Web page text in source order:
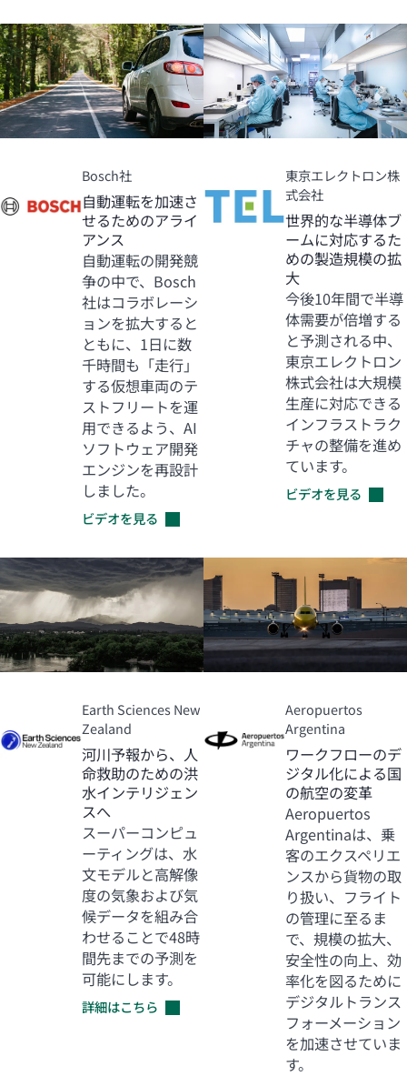
Bosch社
自動運転を加速さ
せるためのアライ
アンス
自動運転の開発競
争の中で、Bosch
社はコラボレーシ
ョンを拡大すると
ともに、1日に数
千時間も「走行」
する仮想車両のテ
ストフリートを運
用できるよう、AI
ソフトウェア開発
エンジンを再設計
しました。
ビデオを見る
東京エレクトロン株
式会社
世界的な半導体ブ
ームに対応するた
めの製造規模の拡
大
今後10年間で半導
体需要が倍増する
と予測される中、
東京エレクトロン
株式会社は大規模
生産に対応できる
インフラストラク
チャの整備を進め
ています。
ビデオを見る
Earth Sciences New
Zealand
河川予報から、人
命救助のための洪
水インテリジェン
スへ
スーパーコンピュ
ーティングは、水
文モデルと高解像
度の気象および気
候データを組み合
わせることで48時
間先までの予測を
可能にします。
詳細はこちら
Aeropuertos
Argentina
ワークフローのデ
ジタル化による国
の航空の変革
Aeropuertos
Argentinaは、乗
客のエクスペリエ
ンスから貨物の取
り扱い、フライト
の管理に至るま
で、規模の拡大、
安全性の向上、効
率化を図るために
デジタルトランス
フォーメーション
を加速させていま
す。